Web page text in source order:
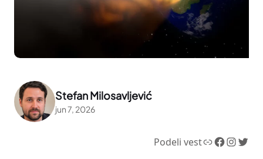
Stefan Milosavljević
jun 7, 2026
Podeli vestLink Facebook InstagramTwitter